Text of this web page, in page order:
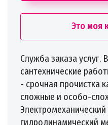
Это моя
Служба заказа
сантехнические
- срочная прочистка
сложные и особо-
гидродинамический